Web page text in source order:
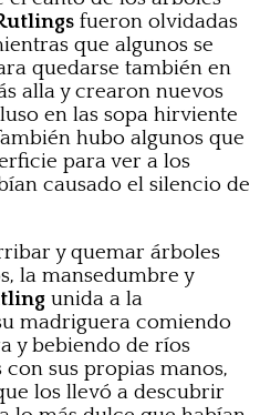
fueron olvidadas
que algunos se
quedarse también en
alla y crearon nuevos
en las sopa hirviente
hubo algunos que
para ver a los
causado el silencio de
y quemar árboles
la mansedumbre y
unida a la
madriguera comiendo
y bebiendo de ríos
sus propias manos,
los llevó a descubrir